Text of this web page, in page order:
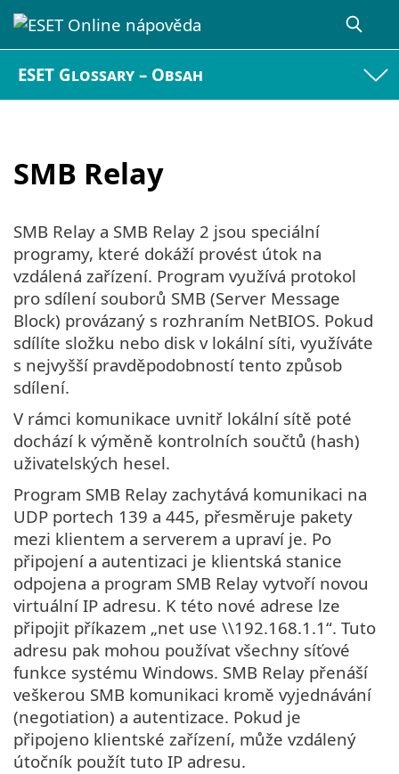
ESET Glossary – Obsah
SMB Relay
SMB Relay a SMB Relay 2 jsou speciální
programy, které dokáží provést útok na
vzdálená zařízení. Program využívá protokol
pro sdílení souborů SMB (Server Message
Block) provázaný s rozhraním NetBIOS. Pokud
sdílíte složku nebo disk v lokální síti, využíváte
s nejvyšší pravděpodobností tento způsob
sdílení.
V rámci komunikace uvnitř lokální sítě poté
dochází k výměně kontrolních součtů (hash)
uživatelských hesel.
Program SMB Relay zachytává komunikaci na
UDP portech 139 a 445, přesměruje pakety
mezi klientem a serverem a upraví je. Po
připojení a autentizaci je klientská stanice
odpojena a program SMB Relay vytvoří novou
virtuální IP adresu. K této nové adrese lze
připojit příkazem „net use \\192.168.1.1“. Tuto
adresu pak mohou používat všechny síťové
funkce systému Windows. SMB Relay přenáší
veškerou SMB komunikaci kromě vyjednávání
(negotiation) a autentizace. Pokud je
připojeno klientské zařízení, může vzdálený
útočník použít tuto IP adresu.